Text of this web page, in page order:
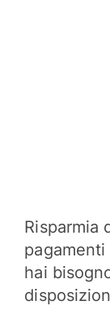
Risparmia
hai